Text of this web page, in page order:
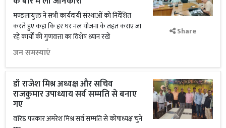
मण्डलायुक्त ने सभी कार्यदायी संस्थाओं को निर्देशित
करते हुए कहा कि हर घर नल योजना के तहत कराए जा
रहे कार्यों की गुणवत्ता का विशेष ध्यान रखें
जन समस्याएं
Share
डॉ राजेश मिश्र अध्यक्ष और सचिव
राजकुमार उपाध्याय सर्व सम्मति से बनाए
गए
वरिष्ठ पत्रकार अमरेश मिश्र सर्व सम्मति से कोषाध्यक्ष चुने